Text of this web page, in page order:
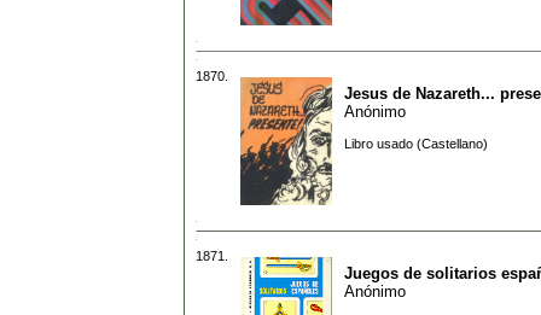
1870.
Jesus de Nazareth...
Anónimo
Libro usado (Castellano)
1871.
Juegos de solitarios
Anónimo